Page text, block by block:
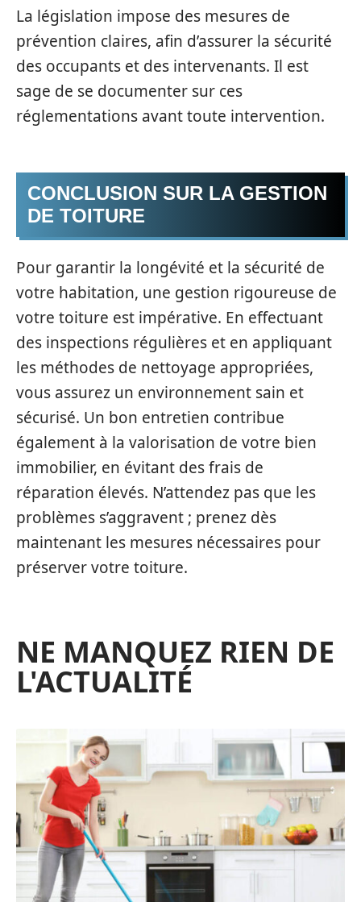
La législation impose des mesures de
prévention claires, afin d’assurer la sécurité
des occupants et des intervenants. Il est
sage de se documenter sur ces
réglementations avant toute intervention.
CONCLUSION SUR LA GESTION
DE TOITURE
Pour garantir la longévité et la sécurité de
votre habitation, une gestion rigoureuse de
votre toiture est impérative. En effectuant
des inspections régulières et en appliquant
les méthodes de nettoyage appropriées,
vous assurez un environnement sain et
sécurisé. Un bon entretien contribue
également à la valorisation de votre bien
immobilier, en évitant des frais de
réparation élevés. N’attendez pas que les
problèmes s’aggravent ; prenez dès
maintenant les mesures nécessaires pour
préserver votre toiture.
NE MANQUEZ RIEN DE
L'ACTUALITÉ